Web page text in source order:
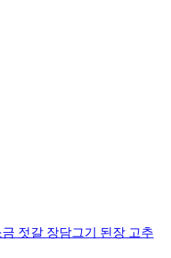
젓갈 장담그기 된장 고추